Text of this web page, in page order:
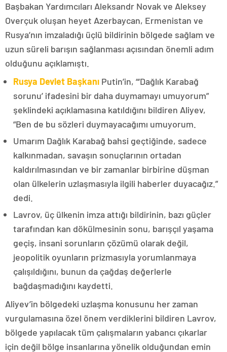
Başbakan Yardımcıları Aleksandr Novak ve Aleksey
Overçuk oluşan heyet Azerbaycan, Ermenistan ve
Rusya’nın imzaladığı üçlü bildirinin bölgede sağlam ve
uzun süreli barışın sağlanması açısından önemli adım
olduğunu açıklamıştı.
Rusya Devlet Başkanı Putin’in, “‘Dağlık Karabağ
sorunu’ ifadesini bir daha duymamayı umuyorum”
şeklindeki açıklamasına katıldığını bildiren Aliyev,
“Ben de bu sözleri duymayacağımı umuyorum.
Umarım Dağlık Karabağ bahsi geçtiğinde, sadece
kalkınmadan, savaşın sonuçlarının ortadan
kaldırılmasından ve bir zamanlar birbirine düşman
olan ülkelerin uzlaşmasıyla ilgili haberler duyacağız.”
dedi.
Lavrov, üç ülkenin imza attığı bildirinin, bazı güçler
tarafından kan dökülmesinin sonu, barışçıl yaşama
geçiş, insani sorunların çözümü olarak değil,
jeopolitik oyunların prizmasıyla yorumlanmaya
çalışıldığını, bunun da çağdaş değerlerle
bağdaşmadığını kaydetti.
Aliyev’in bölgedeki uzlaşma konusunu her zaman
vurgulamasına özel önem verdiklerini bildiren Lavrov,
bölgede yapılacak tüm çalışmaların yabancı çıkarlar
için değil bölge insanlarına yönelik olduğundan emin